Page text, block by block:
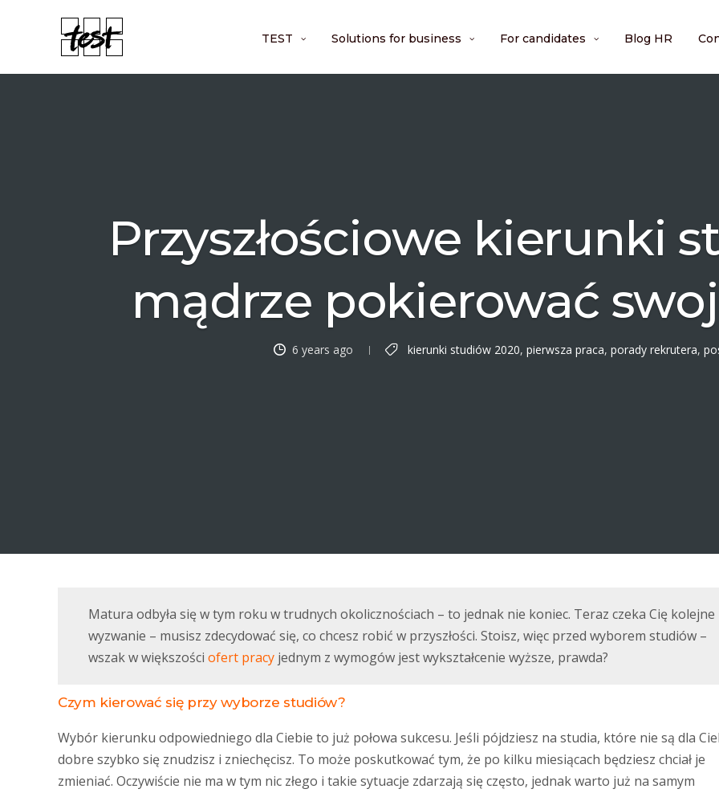
TEST Solutions for business For candidates Blog HR
Przyszłościowe kierunki
mądrze pokierować
6 years ago kierunki studiów 2020, pierwsza praca, porady rekrutera,
Matura odbyła się w tym roku w trudnych okolicznościach – to jednak nie koniec. Teraz czeka Cię kolejne
wyzwanie – musisz zdecydować się, co chcesz robić w przyszłości. Stoisz, więc przed wyborem studiów –
wszak w większości ofert pracy jednym z wymogów jest wykształcenie wyższe, prawda?
Czym kierować się przy wyborze studiów?
Wybór kierunku odpowiedniego dla Ciebie to już połowa sukcesu. Jeśli pójdziesz na studia, które nie są dla
dobre szybko się znudzisz i zniechęcisz. To może poskutkować tym, że po kilku miesiącach będziesz chciał je
zmieniać. Oczywiście nie ma w tym nic złego i takie sytuacje zdarzają się często, jednak warto już na samym